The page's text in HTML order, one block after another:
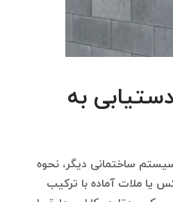
به
ساختمانی دیگر، نحوه
ملات آماده با ترکیب